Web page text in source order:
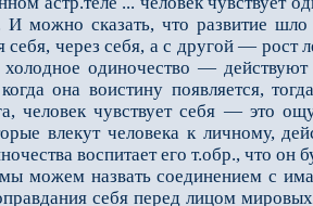
можно сказать, что развитие
через себя, а с другой — рост
одиночество — действуют
она воистину появляется,
человек чувствует себя — это
влекут человека к личному,
воспитает его т.обр., что он
можем назвать соединением с
себя перед лицом